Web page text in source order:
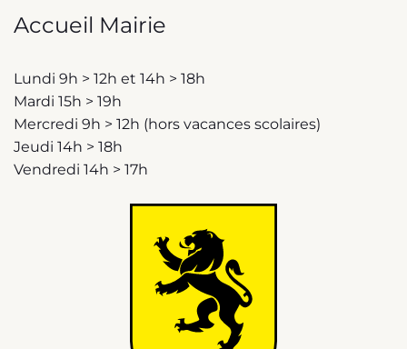
Accueil Mairie
Lundi 9h > 12h et 14h > 18h
Mardi 15h > 19h
Mercredi 9h > 12h (hors vacances scolaires)
Jeudi 14h > 18h
Vendredi 14h > 17h